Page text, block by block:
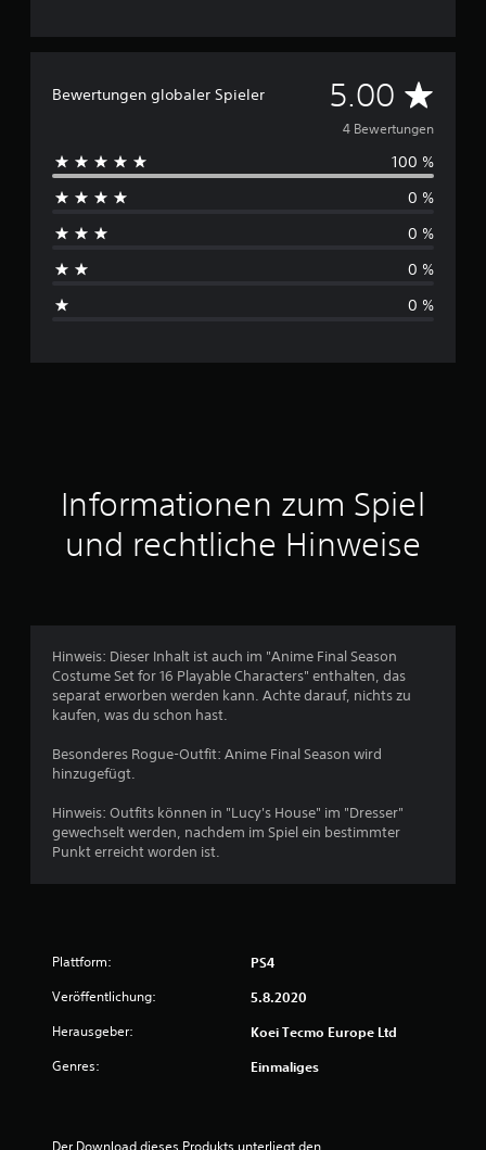
Bewertungen globaler Spieler 5.00 D
u
r
c
s
h
t
t
c
h
e
e
4 Bewertungen
100 %
0 %
0 %
0 %
0 %
Informationen zum Spiel
und rechtliche Hinweise
Hinweis: Dieser Inhalt ist auch im "Anime Final Season
Costume Set for 16 Playable Characters" enthalten, das
separat erworben werden kann. Achte darauf, nichts zu
kaufen, was du schon hast.
Besonderes Rogue-Outfit: Anime Final Season wird
hinzugefügt.
Hinweis: Outfits können in "Lucy's House" im "Dresser"
gewechselt werden, nachdem im Spiel ein bestimmter
Punkt erreicht worden ist.
Plattform: PS4
Veröffentlichung: 5.8.2020
Herausgeber: Koei Tecmo Europe Ltd
Genres: Einmaliges
Der Download dieses Produkts unterliegt den